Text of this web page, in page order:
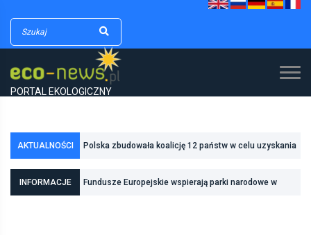
PORTAL EKOLOGICZNY
AKTUALNOŚCI
Polska zbudowała koalicję 12 państw w celu uzyskania
INFORMACJE Fundusze Europejskie wspierają parki narodowe w